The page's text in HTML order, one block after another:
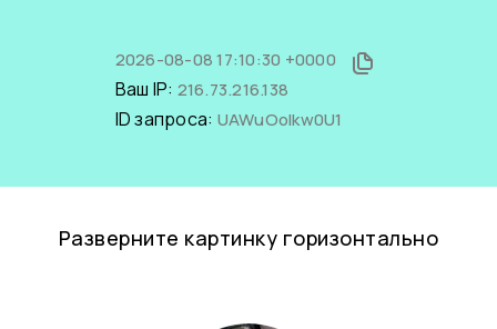
2026-08-08 17:10:30 +0000
Ваш IP: 216.73.216.138
ID запроса: UAWuOoIkw0U1
Разверните картинку горизонтально